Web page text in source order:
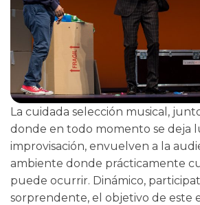
La cuidada selección musical,
donde en todo momento se deja
improvisación, envuelven a la
ambiente donde prácticamente
puede ocurrir. Dinámico,
sorprendente, el objetivo de este